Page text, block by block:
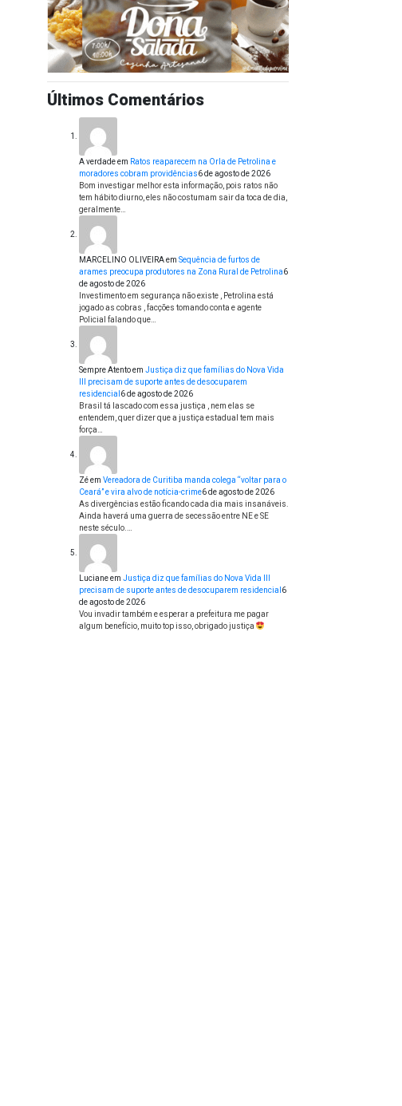
Últimos Comentários
A verdadeem Ratos reaparecem na Orla de Petrolina e
moradores cobram providências6 de agosto de 2026
Bom investigar melhor esta informação, pois ratos não
tem hábito diurno, eles não costumam sair da toca de dia,
geralmente…
MARCELINO OLIVEIRAem Sequência de furtos de
arames preocupa produtores na Zona Rural de Petrolina6
de agosto de 2026
Investimento em segurança não existe , Petrolina está
jogado as cobras , facções tomando conta e agente
Policial falando que…
Sempre Atentoem Justiça diz que famílias do Nova Vida
III precisam de suporte antes de desocuparem
residencial 6 de agosto de 2026
Brasil tá lascado com essa justiça , nem elas se
entendem, quer dizer que a justiça estadual tem mais
força…
Zéem Vereadora de Curitiba manda colega “voltar para o
Ceará” e vira alvo de notícia-crime6 de agosto de 2026
As divergências estão ficando cada dia mais insanáveis.
Ainda haverá uma guerra de secessão entre NE e SE
neste século.…
Lucianeem Justiça diz que famílias do Nova Vida III
precisam de suporte antes de desocuparem residencial 6
de agosto de 2026
Vou invadir também e esperar a prefeitura me pagar
algum benefício, muito top isso, obrigado justiça